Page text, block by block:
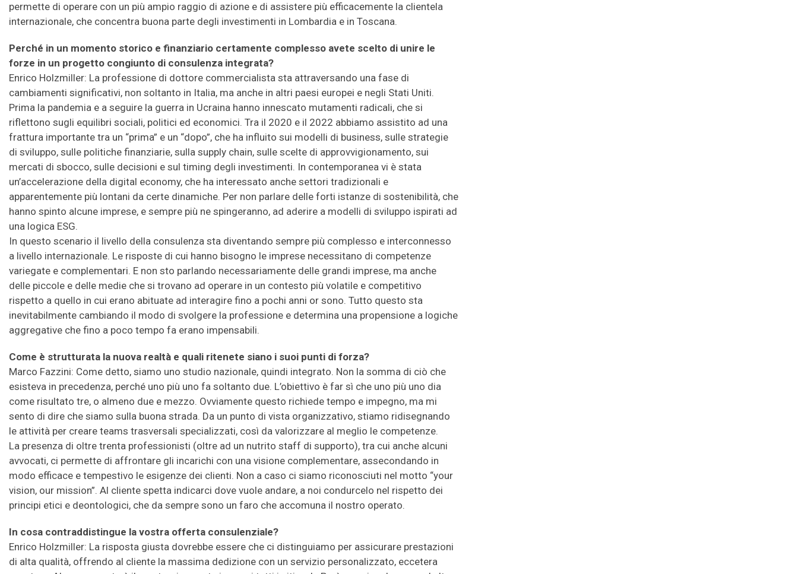
permette di operare con un più ampio raggio di azione e di assistere più efficacemente la clientela
internazionale, che concentra buona parte degli investimenti in Lombardia e in Toscana.
Perché in un momento storico e finanziario certamente complesso avete scelto di unire le
forze in un progetto congiunto di consulenza integrata?
Enrico Holzmiller: La professione di dottore commercialista sta attraversando una fase di
cambiamenti significativi, non soltanto in Italia, ma anche in altri paesi europei e negli Stati Uniti.
Prima la pandemia e a seguire la guerra in Ucraina hanno innescato mutamenti radicali, che si
riflettono sugli equilibri sociali, politici ed economici. Tra il 2020 e il 2022 abbiamo assistito ad una
frattura importante tra un “prima” e un “dopo”, che ha influito sui modelli di business, sulle strategie
di sviluppo, sulle politiche finanziarie, sulla supply chain, sulle scelte di approvvigionamento, sui
mercati di sbocco, sulle decisioni e sul timing degli investimenti. In contemporanea vi è stata
un’accelerazione della digital economy, che ha interessato anche settori tradizionali e
apparentemente più lontani da certe dinamiche. Per non parlare delle forti istanze di sostenibilità, che
hanno spinto alcune imprese, e sempre più ne spingeranno, ad aderire a modelli di sviluppo ispirati ad
una logica ESG.
In questo scenario il livello della consulenza sta diventando sempre più complesso e interconnesso
a livello internazionale. Le risposte di cui hanno bisogno le imprese necessitano di competenze
variegate e complementari. E non sto parlando necessariamente delle grandi imprese, ma anche
delle piccole e delle medie che si trovano ad operare in un contesto più volatile e competitivo
rispetto a quello in cui erano abituate ad interagire fino a pochi anni or sono. Tutto questo sta
inevitabilmente cambiando il modo di svolgere la professione e determina una propensione a logiche
aggregative che fino a poco tempo fa erano impensabili.
Come è strutturata la nuova realtà e quali ritenete siano i suoi punti di forza?
Marco Fazzini: Come detto, siamo uno studio nazionale, quindi integrato. Non la somma di ciò che
esisteva in precedenza, perché uno più uno fa soltanto due. L’obiettivo è far sì che uno più uno dia
come risultato tre, o almeno due e mezzo. Ovviamente questo richiede tempo e impegno, ma mi
sento di dire che siamo sulla buona strada. Da un punto di vista organizzativo, stiamo ridisegnando
le attività per creare teams trasversali specializzati, così da valorizzare al meglio le competenze.
La presenza di oltre trenta professionisti (oltre ad un nutrito staff di supporto), tra cui anche alcuni
avvocati, ci permette di affrontare gli incarichi con una visione complementare, assecondando in
modo efficace e tempestivo le esigenze dei clienti. Non a caso ci siamo riconosciuti nel motto “your
vision, our mission”. Al cliente spetta indicarci dove vuole andare, a noi condurcelo nel rispetto dei
principi etici e deontologici, che da sempre sono un faro che accomuna il nostro operato.
In cosa contraddistingue la vostra offerta consulenziale?
Enrico Holzmiller: La risposta giusta dovrebbe essere che ci distinguiamo per assicurare prestazioni
di alta qualità, offrendo al cliente la massima dedizione con un servizio personalizzato, eccetera